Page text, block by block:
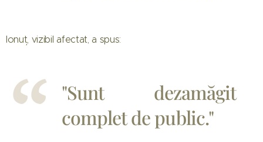
Ionuț, vizibil afectat, a spus:
"Sunt dezamăgit
complet de public."